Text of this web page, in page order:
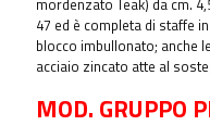
mordenzato Teak) da cm.
47 ed è completa di staffe
blocco imbullonato; anche
acciaio zincato atte al
MOD. GRUPPO